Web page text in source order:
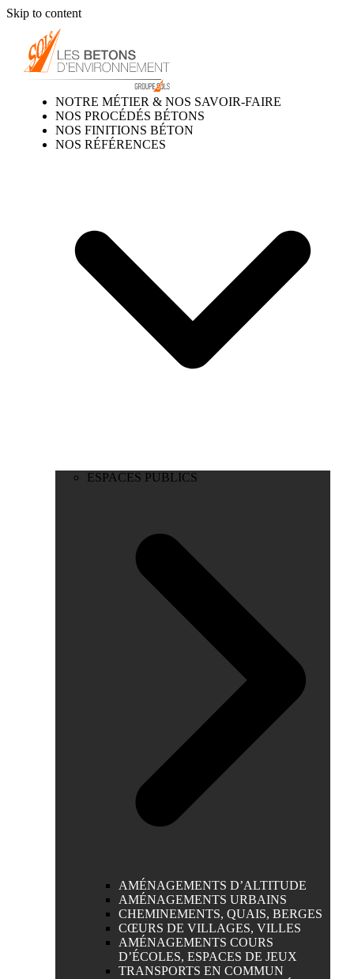
Skip to content
NOTRE MÉTIER & NOS SAVOIR-FAIRE
NOS PROCÉDÉS BÉTONS
NOS FINITIONS BÉTON
NOS RÉFÉRENCES
ESPACES PUBLICS
AMÉNAGEMENTS D’ALTITUDE
AMÉNAGEMENTS URBAINS
CHEMINEMENTS, QUAIS, BERGES
CŒURS DE VILLAGES, VILLES
AMÉNAGEMENTS COURS
D’ÉCOLES, ESPACES DE JEUX
TRANSPORTS EN COMMUN